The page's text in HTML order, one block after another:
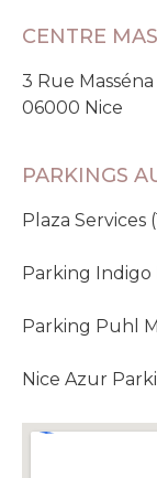
CENTRE
3 Rue Masséna
06000 Nice​
PARKINGS
Plaza Services
Parking Indigo
Parking Puhl
Nice Azur